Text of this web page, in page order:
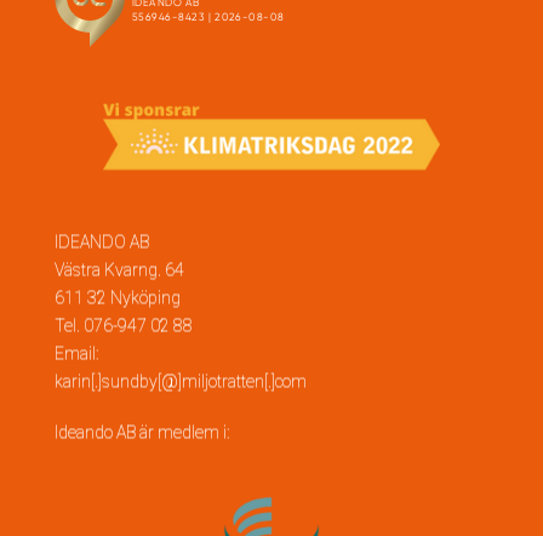
IDEANDO AB
Västra Kvarng. 64
611 32 Nyköping
Tel. 076-947 02 88
Email:
karin[.]sundby[@]miljotratten[.]com
Ideando AB är medlem i: